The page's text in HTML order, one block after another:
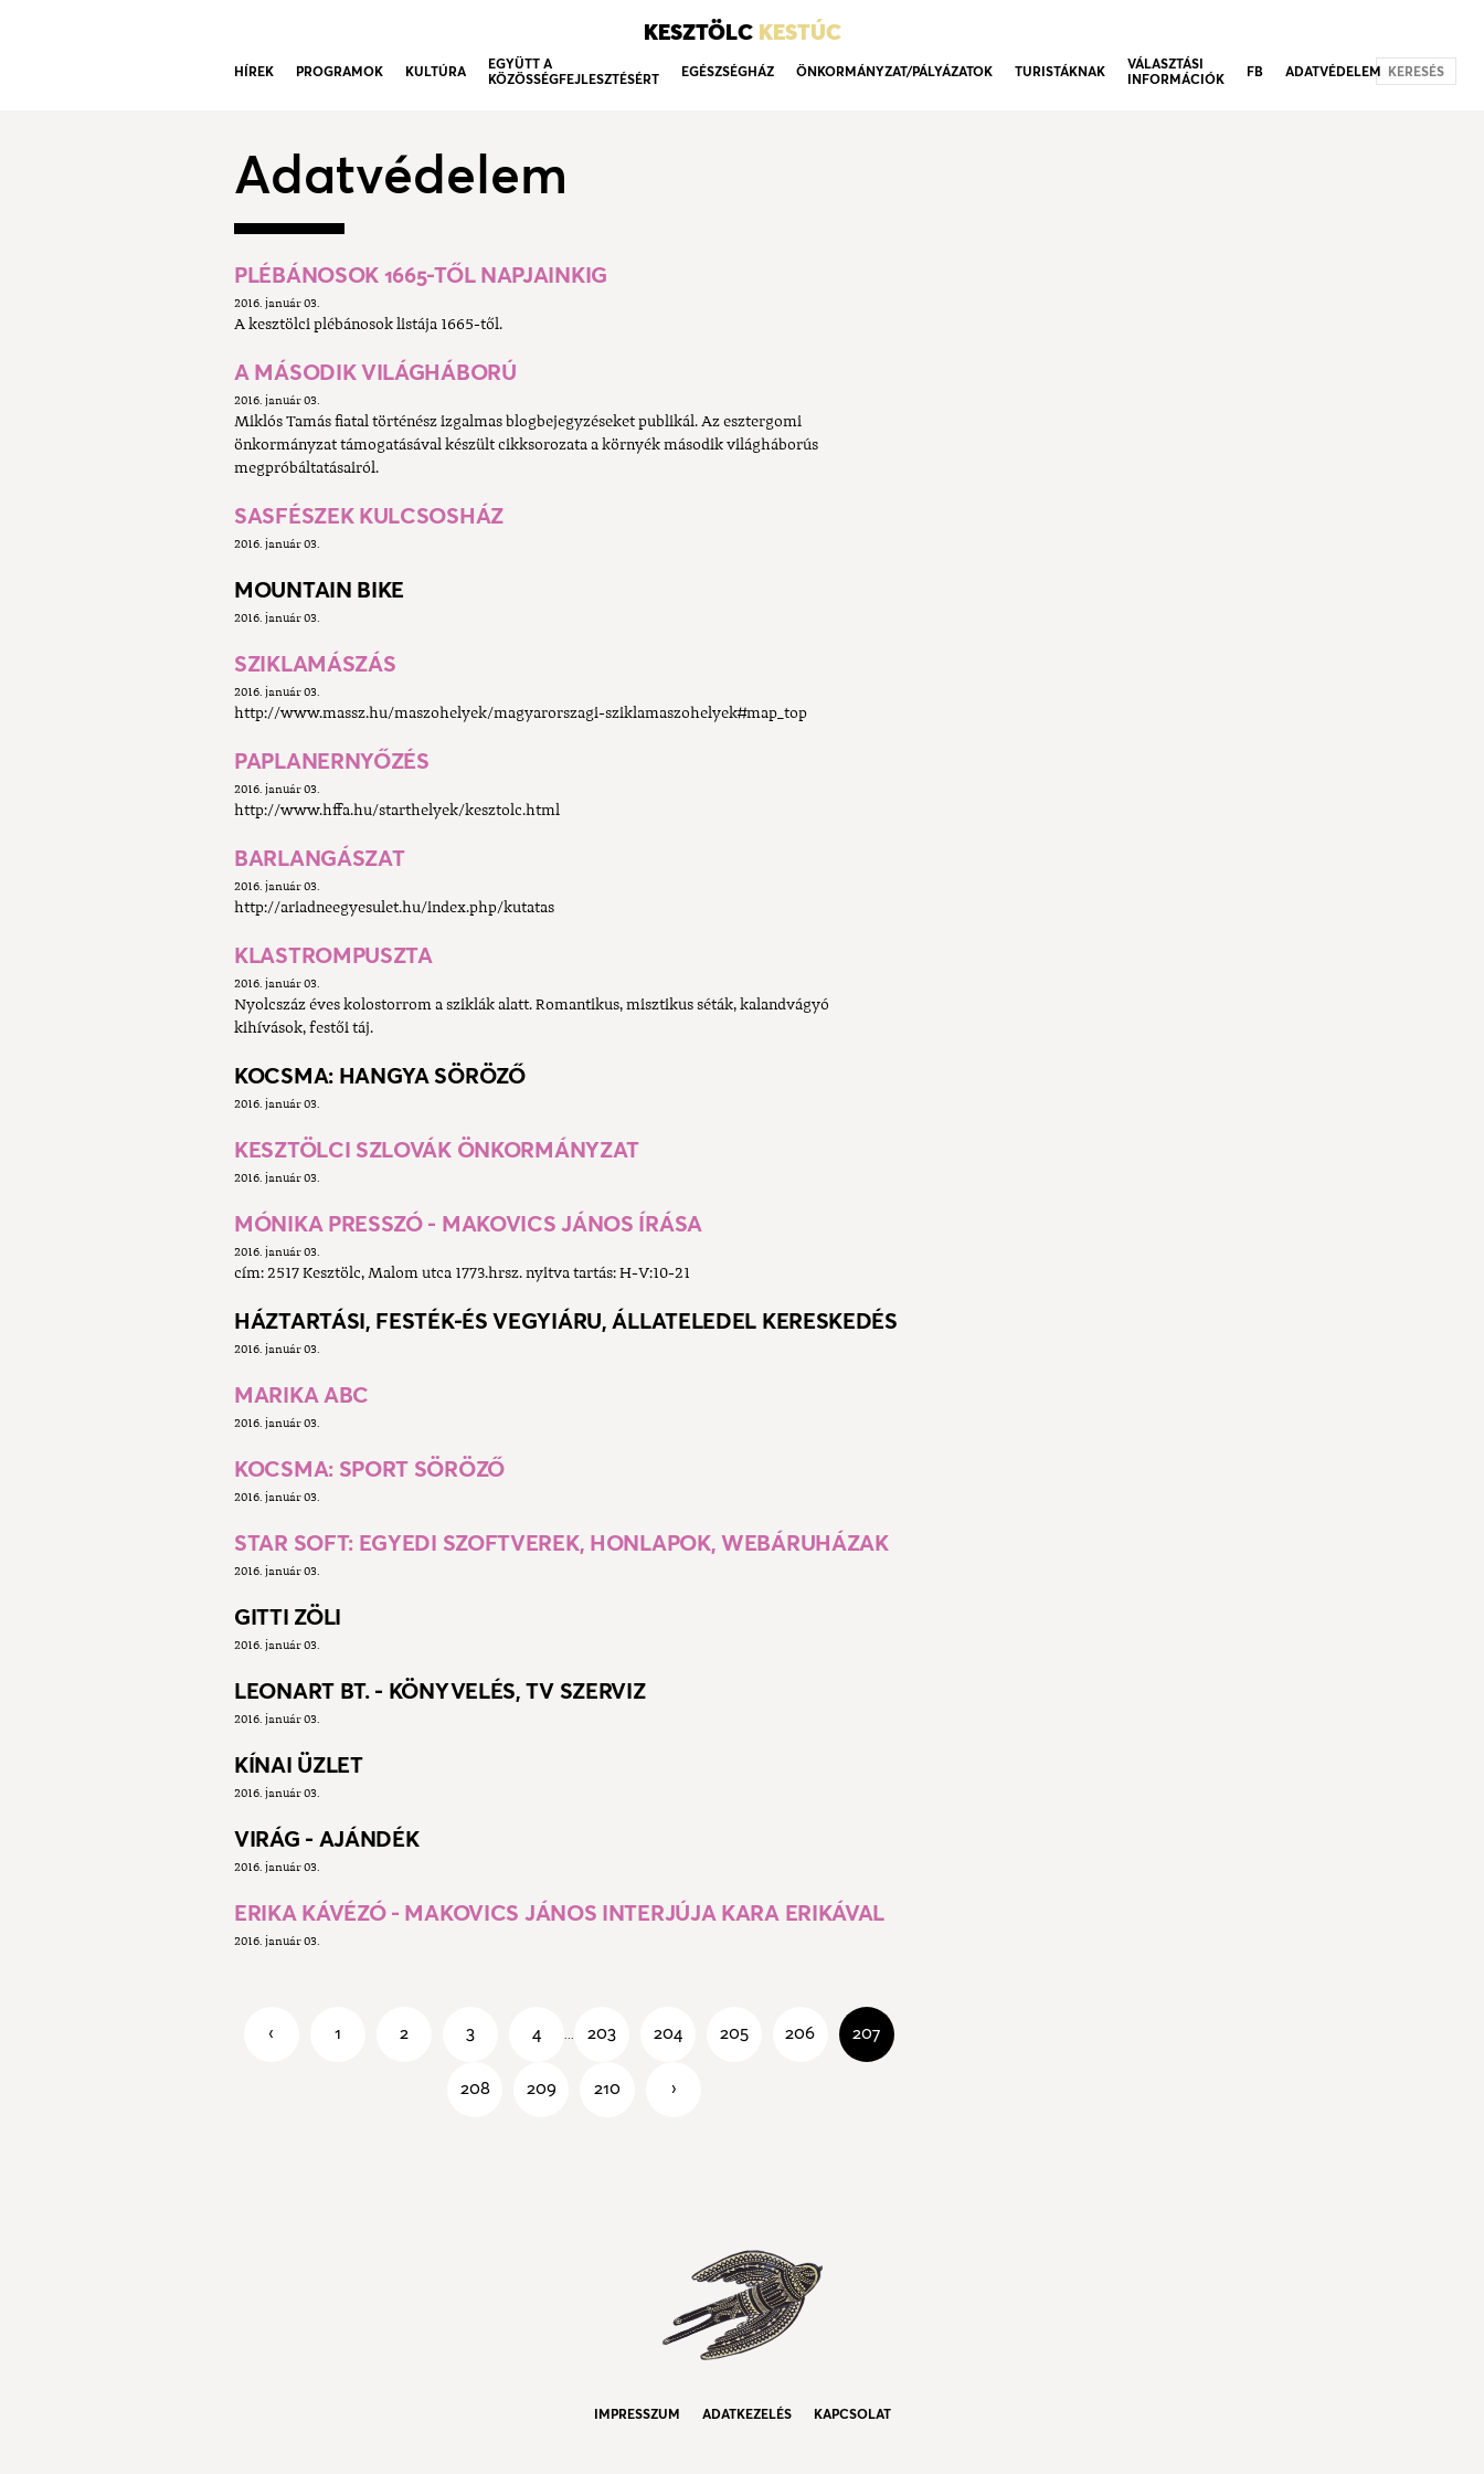
KESZTÖLC KESTÚC
HÍREK PROGRAMOK KULTÚRA
EGYÜTT A
KÖZÖSSÉGFEJLESZTÉSÉRT
EGÉSZSÉGHÁZ ÖNKORMÁNYZAT/PÁLYÁZATOK TURISTÁKNAK
VÁLASZTÁSI
INFORMÁCIÓK
FB ADATVÉDELEM KERESÉS
Adatvédelem
PLÉBÁNOSOK 1665-TŐL NAPJAINKIG
2016. január 03.
A kesztölci plébánosok listája 1665-től.
A MÁSODIK VILÁGHÁBORÚ
2016. január 03.
Miklós Tamás fiatal történész izgalmas blogbejegyzéseket publikál. Az esztergomi
önkormányzat támogatásával készült cikksorozata a környék második világháborús
megpróbáltatásairól.
SASFÉSZEK KULCSOSHÁZ
2016. január 03.
MOUNTAIN BIKE
2016. január 03.
SZIKLAMÁSZÁS
2016. január 03.
http://www.massz.hu/maszohelyek/magyarorszagi-sziklamaszohelyek#map_top
PAPLANERNYŐZÉS
2016. január 03.
http://www.hffa.hu/starthelyek/kesztolc.html
BARLANGÁSZAT
2016. január 03.
http://ariadneegyesulet.hu/index.php/kutatas
KLASTROMPUSZTA
2016. január 03.
Nyolcszáz éves kolostorrom a sziklák alatt. Romantikus, misztikus séták, kalandvágyó
kihívások, festői táj.
KOCSMA: HANGYA SÖRÖZŐ
2016. január 03.
KESZTÖLCI SZLOVÁK ÖNKORMÁNYZAT
2016. január 03.
MÓNIKA PRESSZÓ - MAKOVICS JÁNOS ÍRÁSA
2016. január 03.
cím: 2517 Kesztölc, Malom utca 1773.hrsz. nyitva tartás: H-V:10-21
HÁZTARTÁSI, FESTÉK-ÉS VEGYIÁRU, ÁLLATELEDEL KERESKEDÉS
2016. január 03.
MARIKA ABC
2016. január 03.
KOCSMA: SPORT SÖRÖZŐ
2016. január 03.
STAR SOFT: EGYEDI SZOFTVEREK, HONLAPOK, WEBÁRUHÁZAK
2016. január 03.
GITTI ZÖLI
2016. január 03.
LEONART BT. - KÖNYVELÉS, TV SZERVIZ
2016. január 03.
KÍNAI ÜZLET
2016. január 03.
VIRÁG - AJÁNDÉK
2016. január 03.
ERIKA KÁVÉZÓ - MAKOVICS JÁNOS INTERJÚJA KARA ERIKÁVAL
2016. január 03.
‹ 1 2 3 4 ... 203 204 205 206 207
208 209 210 ›
IMPRESSZUM ADATKEZELÉS KAPCSOLAT